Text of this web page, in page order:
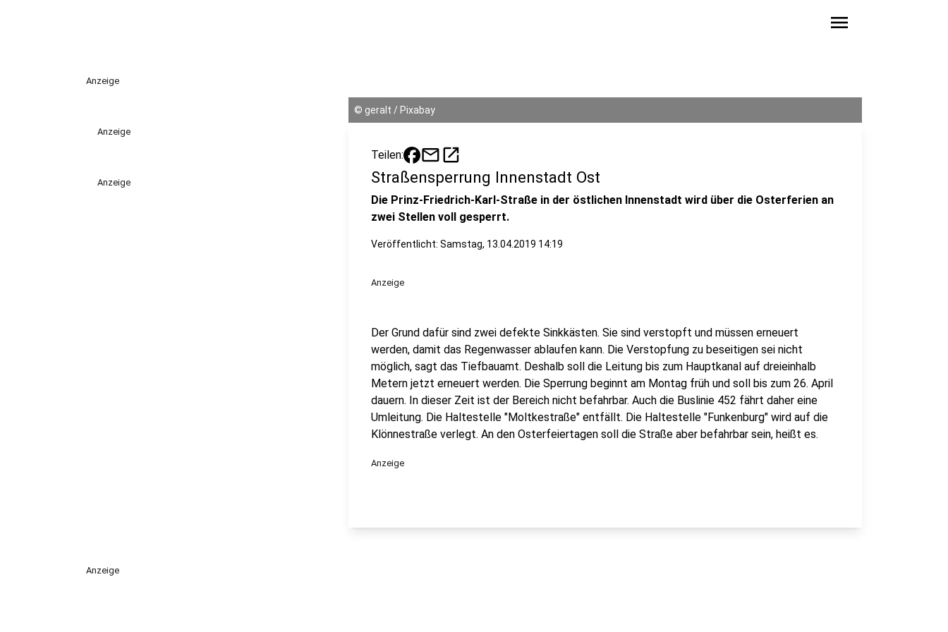
menu
Anzeige
Anzeige
Anzeige
© geralt / Pixabay
Teilen: mailopen_in_new
Straßensperrung Innenstadt Ost
Die Prinz-Friedrich-Karl-Straße in der östlichen Innenstadt wird über die Osterferien an
zwei Stellen voll gesperrt.
Veröffentlicht: Samstag, 13.04.2019 14:19
Anzeige
Der Grund dafür sind zwei defekte Sinkkästen. Sie sind verstopft und müssen erneuert
werden, damit das Regenwasser ablaufen kann. Die Verstopfung zu beseitigen sei nicht
möglich, sagt das Tiefbauamt. Deshalb soll die Leitung bis zum Hauptkanal auf dreieinhalb
Metern jetzt erneuert werden. Die Sperrung beginnt am Montag früh und soll bis zum 26. April
dauern. In dieser Zeit ist der Bereich nicht befahrbar. Auch die Buslinie 452 fährt daher eine
Umleitung. Die Haltestelle "Moltkestraße" entfällt. Die Haltestelle "Funkenburg" wird auf die
Klönnestraße verlegt. An den Osterfeiertagen soll die Straße aber befahrbar sein, heißt es.
Anzeige
Anzeige